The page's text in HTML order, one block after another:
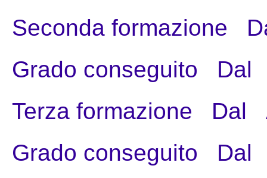
Seconda formazione
Grado conseguito
Dal
Terza formazione
Dal
Grado conseguito
Dal